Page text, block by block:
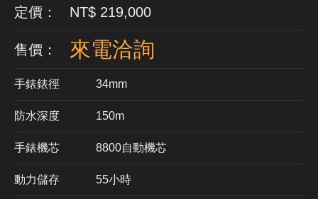
定價： NT$ 219,000
售價： 來電洽詢
手錶錶徑 34mm
防水深度 150m
手錶機芯 ​8800自動機芯
動力儲存 55小時